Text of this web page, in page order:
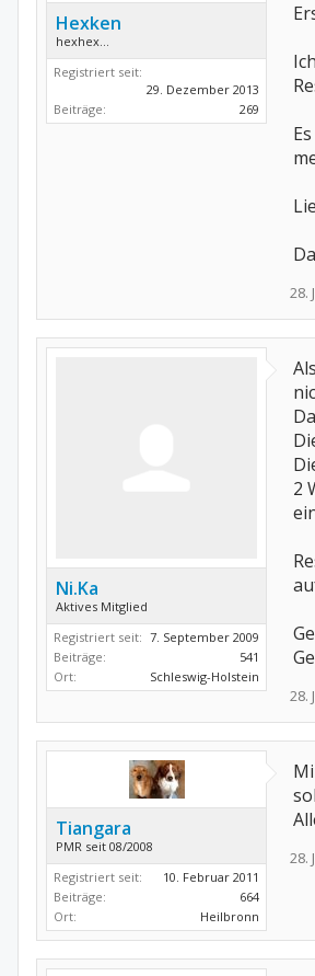
Hexken
hexhex...
Registriert seit:
29. Dezember 2013
Beiträge:
269
28.
Ni.Ka
Aktives Mitglied
Registriert seit: 7. September 2009
Beiträge:
541
Ort:
Schleswig-Holstein
2
28.
Tiangara
PMR seit 08/2008
Registriert seit:
10. Februar 2011
Beiträge:
664
Ort:
Heilbronn
28.